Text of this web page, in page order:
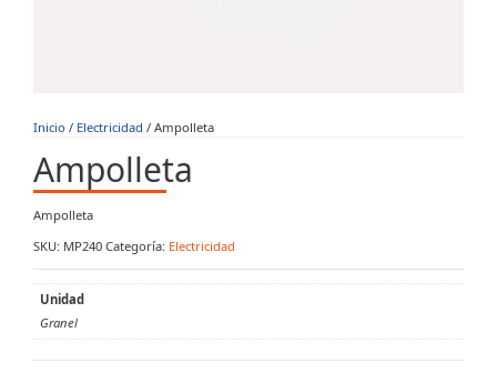
Inicio / Electricidad / Ampolleta
Ampolleta
Ampolleta
SKU: MP240 Categoría: Electricidad
Unidad
Granel